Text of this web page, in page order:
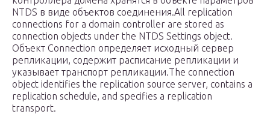
NTDS в виде объектов соединения.All replication
connections for a domain controller are stored as
connection objects under the NTDS Settings object.
Объект Connection определяет исходный сервер
репликации, содержит расписание репликации и
указывает транспорт репликации.The connection
object identifies the replication source server, contains a
replication schedule, and specifies a replication
transport.